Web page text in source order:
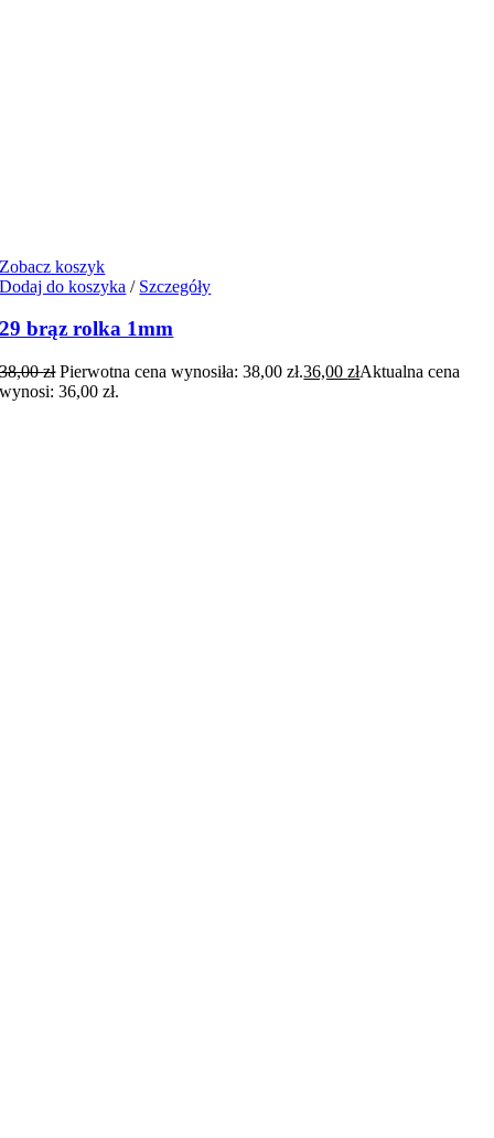
Zobacz koszyk
Dodaj do koszyka / Szczegóły
29 brąz rolka 1mm
38,00zł Pierwotna cena wynosiła: 38,00 zł.36,00złAktualna cena
wynosi: 36,00 zł.